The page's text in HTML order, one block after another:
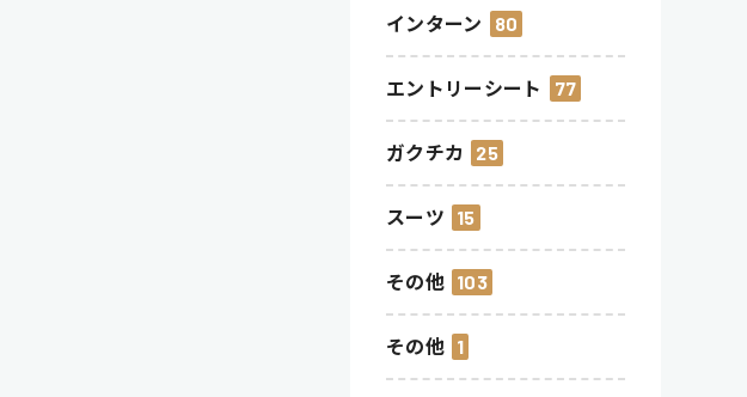
インターン 80
エントリーシート 77
ガクチカ 25
スーツ 15
その他 103
その他 1